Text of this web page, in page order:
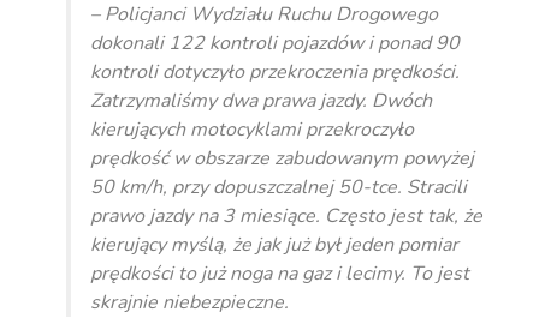
– Policjanci Wydziału Ruchu Drogowego
dokonali 122 kontroli pojazdów i ponad 90
kontroli dotyczyło przekroczenia prędkości.
Zatrzymaliśmy dwa prawa jazdy. Dwóch
kierujących motocyklami przekroczyło
prędkość w obszarze zabudowanym powyżej
50 km/h, przy dopuszczalnej 50-tce. Stracili
prawo jazdy na 3 miesiące. Często jest tak, że
kierujący myślą, że jak już był jeden pomiar
prędkości to już noga na gaz i lecimy. To jest
skrajnie niebezpieczne.